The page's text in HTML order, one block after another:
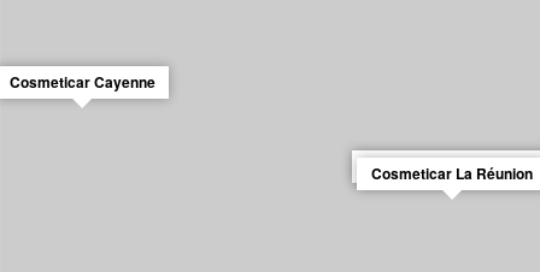
Wash&Check La Reunion
Cosmeticar La Réunion
Cosmeticar Cayenne